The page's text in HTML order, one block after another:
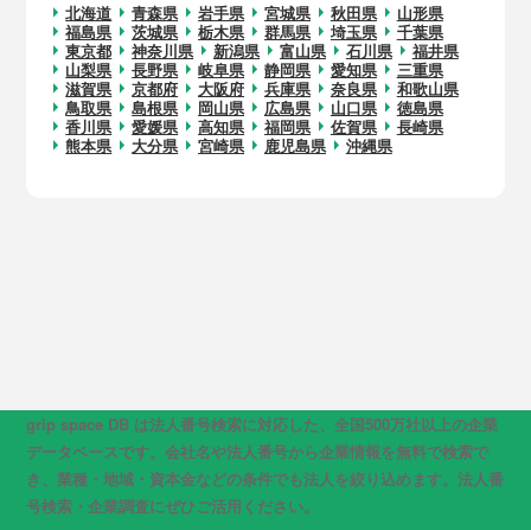
北海道 青森県 岩手県 宮城県 秋田県
山形県
福島県
茨城県 栃木県 群馬県 埼玉県
千葉県
東京都
神奈川県 新潟県 富山県 石川県
福井県
山梨県
長野県 岐阜県 静岡県 愛知県
三重県
滋賀県
京都府 大阪府 兵庫県 奈良県
和歌山県
鳥取県
島根県 岡山県 広島県 山口県
徳島県
香川県
愛媛県 高知県 福岡県 佐賀県
長崎県
熊本県
大分県 宮崎県 鹿児島県 沖縄県
grip space DB は法人番号検索に対応した、全国500万社以上の企業
データベースです。会社名や法人番号から企業情報を無料で検索で
き、業種・地域・資本金などの条件でも法人を絞り込めます。法人番
号検索・企業調査にぜひご活用ください。